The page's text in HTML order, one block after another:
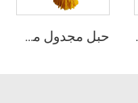
حبل مجدول مجوف من خيوط البولي إيثيلين أحادية الشعيرات بـ 8 خيوط